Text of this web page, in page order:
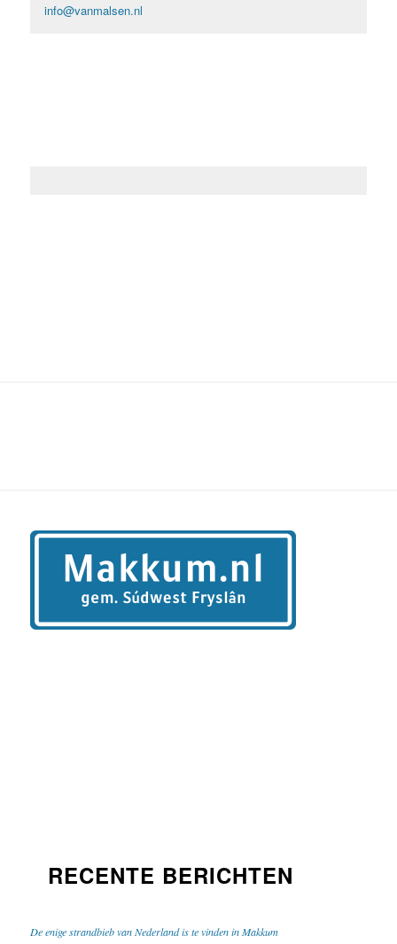
info@vanmalsen.nl
RECENTE BERICHTEN
De enige strandbieb van Nederland is te vinden in Makkum